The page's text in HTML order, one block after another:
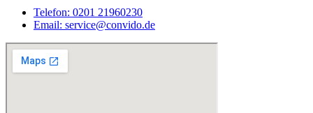
Telefon: 0201 21960230
Email: service@convido.de